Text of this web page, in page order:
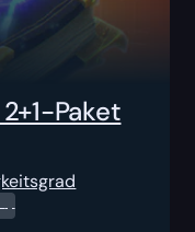
Paket
$